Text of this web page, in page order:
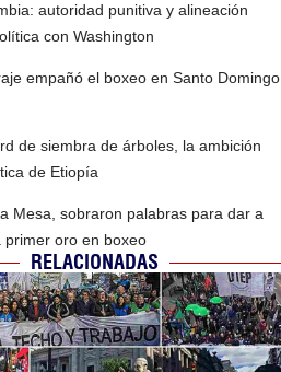
autoridad punitiva y alineación
con Washington
empañó el boxeo en Santo Domingo
de siembra de árboles, la ambición
de Etiopía
Mesa, sobraron palabras para dar a
primer oro en boxeo
RELACIONADAS